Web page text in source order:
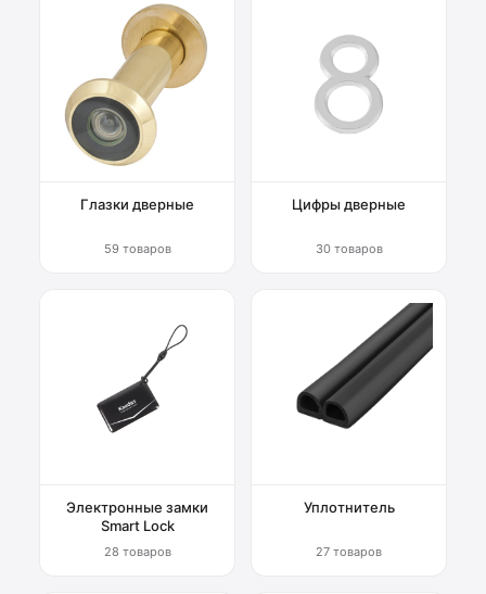
Глазки дверные
59 товаров
Цифры дверные
30 товаров
Электронные замки
Smart Lock
28 товаров
Уплотнитель
27 товаров